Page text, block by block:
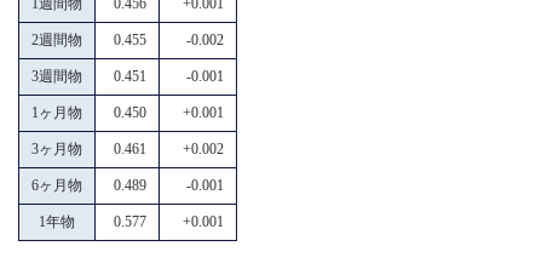
1週間物 0.456 +0.001
2週間物 0.455 -0.002
3週間物 0.451 -0.001
1ヶ月物 0.450 +0.001
3ヶ月物 0.461 +0.002
6ヶ月物 0.489 -0.001
1年物 0.577 +0.001